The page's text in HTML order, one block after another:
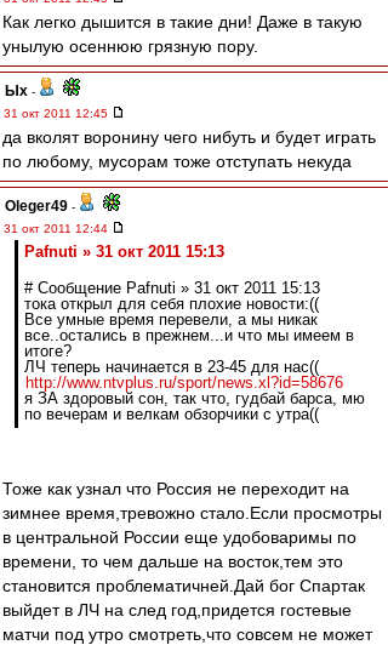
Как легко дышится в такие дни! Даже в такую
унылую осеннюю грязную пору.
Ых -
31 окт 2011 12:45
да вколят воронину чего нибуть и будет играть
по любому, мусорам тоже отступать некуда
Oleger49 -
31 окт 2011 12:44
Pafnuti » 31 окт 2011 15:13
# Сообщение Pafnuti » 31 окт 2011 15:13
тока открыл для себя плохие новости:((
Все умные время перевели, а мы никак
все..остались в прежнем...и что мы имеем в
итоге?
ЛЧ теперь начинается в 23-45 для нас((
http://www.ntvplus.ru/sport/news.xl?id=58676
я ЗА здоровый сон, так что, гудбай барса, мю
по вечерам и велкам обзорчики с утра((
Тоже как узнал что Россия не переходит на
зимнее время,тревожно стало.Если просмотры
в центральной России еще удобоваримы по
времени, то чем дальше на восток,тем это
становится проблематичней.Дай бог Спартак
выйдет в ЛЧ на след год,придется гостевые
матчи под утро смотреть,что совсем не может